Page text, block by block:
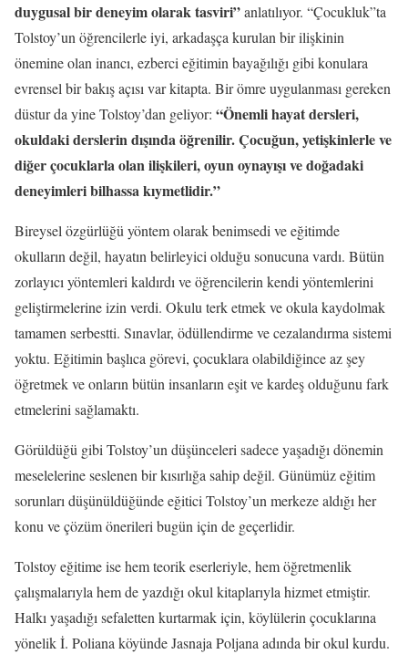
duygusal bir deneyim olarak tasviri”anlatılıyor. “Çocukluk”ta
Tolstoy’un öğrencilerle iyi, arkadaşça kurulan bir ilişkinin
önemine olan inancı, ezberci eğitimin bayağılığı gibi konulara
evrensel bir bakış açısı var kitapta. Bir ömre uygulanması gereken
düstur da yine Tolstoy’dan geliyor: “Önemli hayat dersleri,
okuldaki derslerin dışında öğrenilir. Çocuğun, yetişkinlerle ve
diğer çocuklarla olan ilişkileri, oyun oynayışı ve doğadaki
deneyimleri bilhassa kıymetlidir.”
Bireysel özgürlüğü yöntem olarak benimsedi ve eğitimde
okulların değil, hayatın belirleyici olduğu sonucuna vardı. Bütün
zorlayıcı yöntemleri kaldırdı ve öğrencilerin kendi yöntemlerini
geliştirmelerine izin verdi. Okulu terk etmek ve okula kaydolmak
tamamen serbestti. Sınavlar, ödüllendirme ve cezalandırma sistemi
yoktu. Eğitimin başlıca görevi, çocuklara olabildiğince az şey
öğretmek ve onların bütün insanların eşit ve kardeş olduğunu fark
etmelerini sağlamaktı.
Görüldüğü gibi Tolstoy’un düşünceleri sadece yaşadığı dönemin
meselelerine seslenen bir kısırlığa sahip değil. Günümüz eğitim
sorunları düşünüldüğünde eğitici Tolstoy’un merkeze aldığı her
konu ve çözümönerileri bugün için de geçerlidir.
Tolstoy eğitime ise hem teorik eserleriyle, hem öğretmenlik
çalışmalarıyla hem de yazdığı okul kitaplarıyla hizmet etmiştir.
Halkı yaşadığı sefaletten kurtarmak için, köylülerin çocuklarına
yönelik İ. Poliana köyünde Jasnaja Poljana adında bir okul kurdu.